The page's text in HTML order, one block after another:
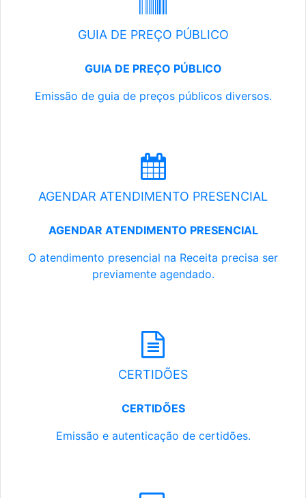
GUIA DE PREÇO PÚBLICO
GUIA DE PREÇO PÚBLICO
Emissão de guia de preços públicos diversos.
AGENDAR ATENDIMENTO PRESENCIAL
AGENDAR ATENDIMENTO PRESENCIAL
O atendimento presencial na Receita precisa ser
previamente agendado.
CERTIDÕES
CERTIDÕES
Emissão e autenticação de certidões.